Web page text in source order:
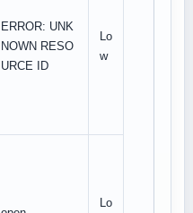
ERROR: UNK
NOWN RESO
URCE ID
Lo
w
Lo